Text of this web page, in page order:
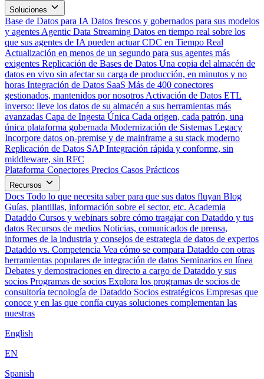
Soluciones
Base de Datos para IA Datos frescos y gobernados para sus modelos
y agentes Agentic Data Streaming Datos en tiempo real sobre los
que sus agentes de IA pueden actuar CDC en Tiempo Real
Actualización en menos de un segundo para sus agentes más
exigentes Replicación de Bases de Datos Una copia del almacén de
datos en vivo sin afectar su carga de producción, en minutos y no
horas Integración de Datos SaaS Más de 400 conectores
gestionados, mantenidos por nosotros Activación de Datos ETL
inverso: lleve los datos de su almacén a sus herramientas más
avanzadas Capa de Ingesta Única Cada origen, cada patrón, una
única plataforma gobernada Modernización de Sistemas Legacy
Incorpore datos on-premise y de mainframe a su stack moderno
Replicación de Datos SAP Integración rápida y conforme, sin
middleware, sin RFC
Plataforma Conectores Precios Casos Prácticos
Recursos
Docs Todo lo que necesita saber para que sus datos fluyan Blog
Guías, plantillas, información sobre el sector, etc. Academia
Dataddo Cursos y webinars sobre cómo tragajar con Dataddo y tus
datos Recursos de medios Noticias, comunicados de prensa,
informes de la industria y consejos de estrategia de datos de expertos
Dataddo vs. Competencia Vea cómo se compara Dataddo con otras
herramientas populares de integración de datos Seminarios en línea
Debates y demostraciones en directo a cargo de Dataddo y sus
socios Programas de socios Explora los programas de socios de
consultoría tecnología de Dataddo Socios estratégicos Empresas que
conoce y en las que confía cuyas soluciones complementan las
nuestras
English
EN
Spanish